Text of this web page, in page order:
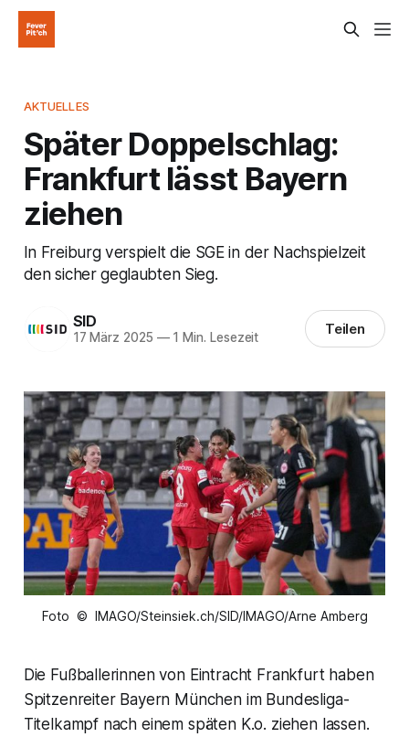
AKTUELLES
Später Doppelschlag:
Frankfurt lässt Bayern
ziehen
In Freiburg verspielt die SGE in der Nachspielzeit
den sicher geglaubten Sieg.
SID
17 März 2025 —1 Min. Lesezeit Teilen
Foto © IMAGO/Steinsiek.ch/SID/IMAGO/Arne Amberg
Die Fußballerinnen von Eintracht Frankfurt haben
Spitzenreiter Bayern München im Bundesliga-
Titelkampf nach einem späten K.o. ziehen lassen.